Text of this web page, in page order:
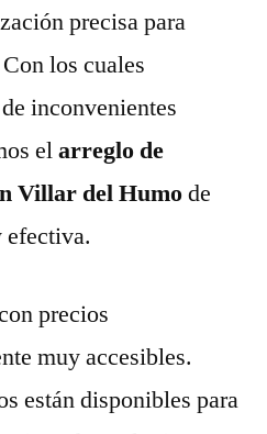
precisa para
los cuales
inconvenientes
elarreglo de
Villar del Humode
efectiva.
precios
muy accesibles.
están disponibles para